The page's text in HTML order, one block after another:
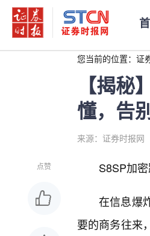
您当前的位置： 证
【揭
懂，告
来源：证券时报网
点赞 S8SP加
在信息爆
要的商务往来